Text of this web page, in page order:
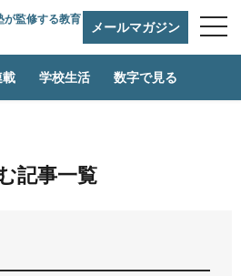
が監修する教育
メールマガジン
載 学校生活 数字で見る
記事一覧